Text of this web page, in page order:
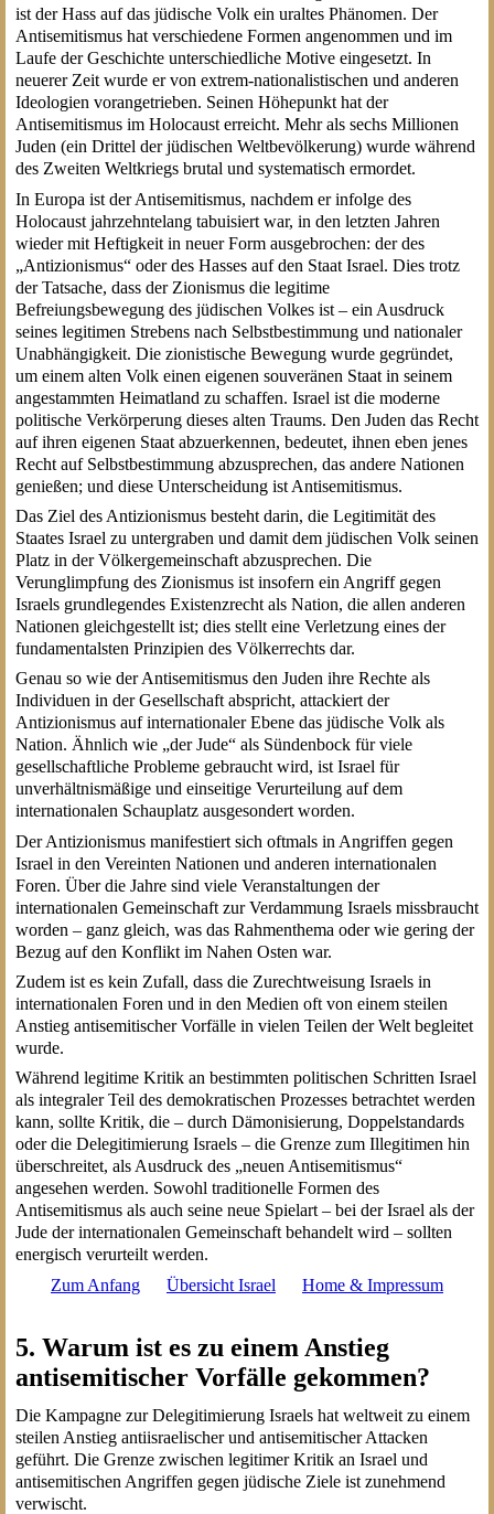
ist der Hass auf das jüdische Volk ein uraltes Phänomen. Der
Antisemitismus hat verschiedene Formen angenommen und im
Laufe der Geschichte unterschiedliche Motive eingesetzt. In
neuerer Zeit wurde er von extrem-nationalistischen und anderen
Ideologien vorangetrieben. Seinen Höhepunkt hat der
Antisemitismus im Holocaust erreicht. Mehr als sechs Millionen
Juden (ein Drittel der jüdischen Weltbevölkerung) wurde während
des Zweiten Weltkriegs brutal und systematisch ermordet.
In Europa ist der Antisemitismus, nachdem er infolge des
Holocaust jahrzehntelang tabuisiert war, in den letzten Jahren
wieder mit Heftigkeit in neuer Form ausgebrochen: der des
„Antizionismus“ oder des Hasses auf den Staat Israel. Dies trotz
der Tatsache, dass der Zionismus die legitime
Befreiungsbewegung des jüdischen Volkes ist – ein Ausdruck
seines legitimen Strebens nach Selbstbestimmung und nationaler
Unabhängigkeit. Die zionistische Bewegung wurde gegründet,
um einem alten Volk einen eigenen souveränen Staat in seinem
angestammten Heimatland zu schaffen. Israel ist die moderne
politische Verkörperung dieses alten Traums. Den Juden das Recht
auf ihren eigenen Staat abzuerkennen, bedeutet, ihnen eben jenes
Recht auf Selbstbestimmung abzusprechen, das andere Nationen
genießen; und diese Unterscheidung ist Antisemitismus.
Das Ziel des Antizionismus besteht darin, die Legitimität des
Staates Israel zu untergraben und damit dem jüdischen Volk seinen
Platz in der Völkergemeinschaft abzusprechen. Die
Verunglimpfung des Zionismus ist insofern ein Angriff gegen
Israels grundlegendes Existenzrecht als Nation, die allen anderen
Nationen gleichgestellt ist; dies stellt eine Verletzung eines der
fundamentalsten Prinzipien des Völkerrechts dar.
Genau so wie der Antisemitismus den Juden ihre Rechte als
Individuen in der Gesellschaft abspricht, attackiert der
Antizionismus auf internationaler Ebene das jüdische Volk als
Nation. Ähnlich wie „der Jude“ als Sündenbock für viele
gesellschaftliche Probleme gebraucht wird, ist Israel für
unverhältnismäßige und einseitige Verurteilung auf dem
internationalen Schauplatz ausgesondert worden.
Der Antizionismus manifestiert sich oftmals in Angriffen gegen
Israel in den Vereinten Nationen und anderen internationalen
Foren. Über die Jahre sind viele Veranstaltungen der
internationalen Gemeinschaft zur Verdammung Israels missbraucht
worden – ganz gleich, was das Rahmenthema oder wie gering der
Bezug auf den Konflikt im Nahen Osten war.
Zudem ist es kein Zufall, dass die Zurechtweisung Israels in
internationalen Foren und in den Medien oft von einem steilen
Anstieg antisemitischer Vorfälle in vielen Teilen der Welt begleitet
wurde.
Während legitime Kritik an bestimmten politischen Schritten Israel
als integraler Teil des demokratischen Prozesses betrachtet werden
kann, sollte Kritik, die – durch Dämonisierung, Doppelstandards
oder die Delegitimierung Israels – die Grenze zum Illegitimen hin
überschreitet, als Ausdruck des „neuen Antisemitismus“
angesehen werden. Sowohl traditionelle Formen des
Antisemitismus als auch seine neue Spielart – bei der Israel als der
Jude der internationalen Gemeinschaft behandelt wird – sollten
energisch verurteilt werden.
Zum Anfang
Übersicht Israel Home & Impressum
5. Warum ist es zu einem Anstieg
antisemitischer Vorfälle gekommen?
Die Kampagne zur Delegitimierung Israels hat weltweit zu einem
steilen Anstieg antiisraelischer und antisemitischer Attacken
geführt. Die Grenze zwischen legitimer Kritik an Israel und
antisemitischen Angriffen gegen jüdische Ziele ist zunehmend
verwischt.